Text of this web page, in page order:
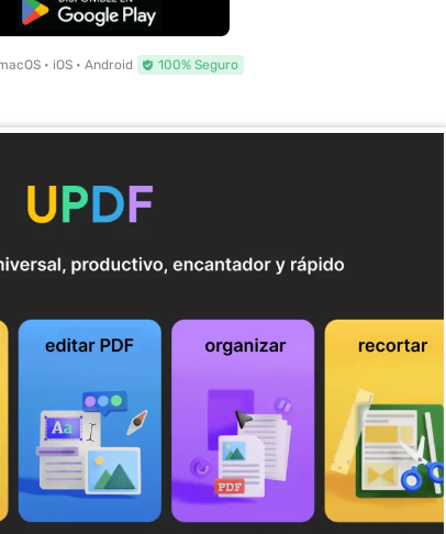
Descarga Gratuita
• iOS • Android 100% Seguro